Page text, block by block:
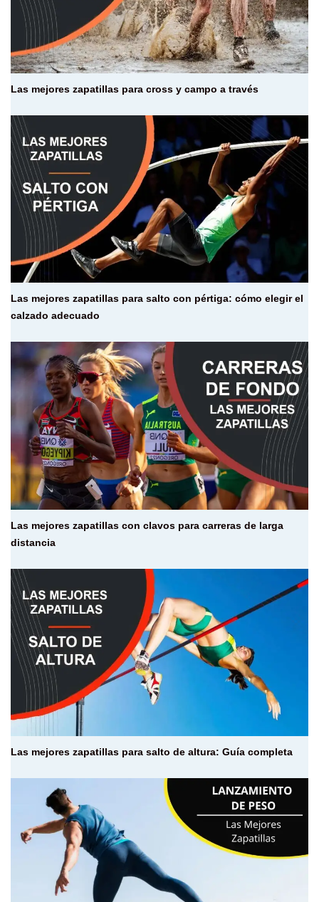
Las mejores zapatillas para cross y campo a través
Las mejores zapatillas para salto con pértiga: cómo elegir el
calzado adecuado
Las mejores zapatillas con clavos para carreras de larga
distancia
Las mejores zapatillas para salto de altura: Guía completa